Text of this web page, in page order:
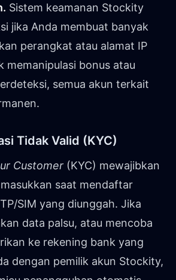
Sistem keamanan Stockity
jika Anda membuat banyak
perangkat atau alamat IP
memanipulasi bonus atau
semua akun terkait
Tidak Valid (KYC)
Customer (KYC) mewajibkan
saat mendaftar
SIM yang diunggah. Jika
data palsu, atau mencoba
ke rekening bank yang
dengan pemilik akun Stockity,